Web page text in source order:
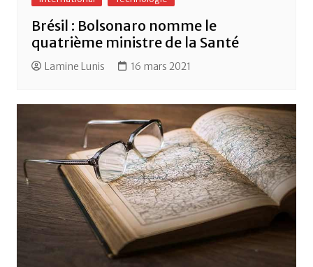
Brésil : Bolsonaro nomme le
quatrième ministre de la Santé
Lamine Lunis 16 mars 2021